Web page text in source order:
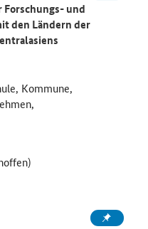
Forschungs- und
den Ländern der
Kommune,